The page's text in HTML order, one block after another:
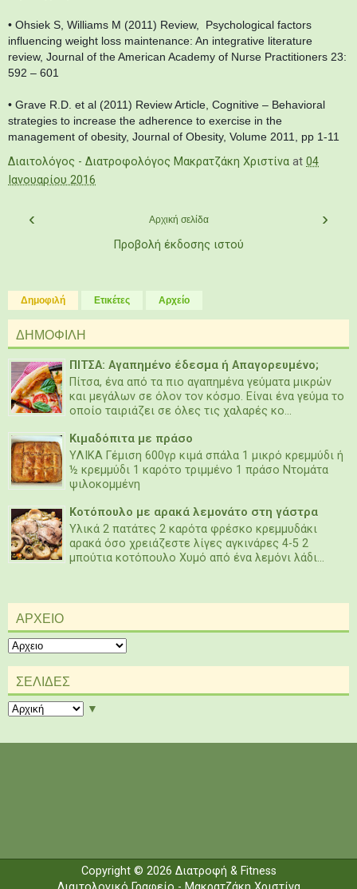
• Ohsiek S, Williams M (2011) Review, Psychological factors
influencing weight loss maintenance: An integrative literature
review, Journal of the American Academy of Nurse Practitioners 23:
592 – 601
• Grave R.D. et al (2011) Review Article, Cognitive – Behavioral
strategies to increase the adherence to exercise in the
management of obesity, Journal of Obesity, Volume 2011, pp 1-11
Διαιτολόγος - Διατροφολόγος Μακρατζάκη Χριστίνα at 04
Ιανουαρίου 2016
‹ ›
Αρχική σελίδα
Προβολή έκδοσης ιστού
Δημοφιλή Ετικέτες Αρχείο
ΔΗΜΟΦΙΛΗ
ΠΙΤΣΑ: Αγαπημένο έδεσμα ή Απαγορευμένο;
Πίτσα, ένα από τα πιο αγαπημένα γεύματα μικρών
και μεγάλων σε όλον τον κόσμο. Είναι ένα γεύμα το
οποίο ταιριάζει σε όλες τις χαλαρές κο...
Κιμαδόπιτα με πράσο
ΥΛΙΚΑ Γέμιση 600γρ κιμά σπάλα 1 μικρό κρεμμύδι ή
½ κρεμμύδι 1 καρότο τριμμένο 1 πράσο Ντομάτα
ψιλοκομμένη
Κοτόπουλο με αρακά λεμονάτο στη γάστρα
Υλικά 2 πατάτες 2 καρότα φρέσκο κρεμμυδάκι
αρακά όσο χρειάζεστε λίγες αγκινάρες 4-5 2
μπούτια κοτόπουλο Χυμό από ένα λεμόνι λάδι...
ΑΡΧΕΙΟ
ΣΕΛΙΔΕΣ
▼
Copyright © 2026 Διατροφή & Fitness